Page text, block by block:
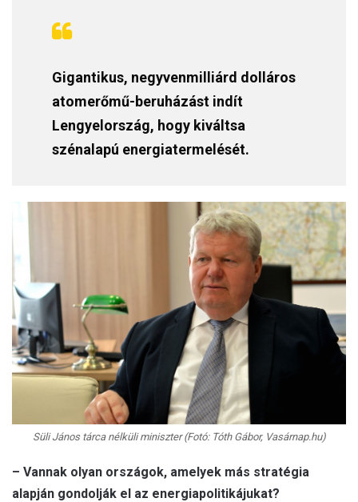
Gigantikus, negyvenmilliárd dolláros
atomerőmű-beruházást indít
Lengyelország, hogy kiváltsa
szénalapú energiatermelését.
Süli János tárca nélküli miniszter (Fotó: Tóth Gábor, Vasárnap.hu)
– Vannak olyan országok, amelyek más stratégia
alapján gondolják el az energiapolitikájukat?